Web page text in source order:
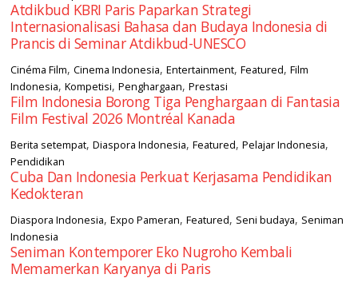
Atdikbud KBRI Paris Paparkan Strategi
Internasionalisasi Bahasa dan Budaya Indonesia di
Prancis di Seminar Atdikbud-UNESCO
Cinéma Film,Cinema Indonesia,Entertainment,Featured,Film
Indonesia,Kompetisi,Penghargaan,Prestasi
Film Indonesia Borong Tiga Penghargaan di Fantasia
Film Festival 2026 Montréal Kanada
Berita setempat,Diaspora Indonesia,Featured,Pelajar Indonesia,
Pendidikan
Cuba Dan Indonesia Perkuat Kerjasama Pendidikan
Kedokteran
Diaspora Indonesia,Expo Pameran,Featured, Seni budaya, Seniman
Indonesia
Seniman Kontemporer Eko Nugroho Kembali
Memamerkan Karyanya di Paris